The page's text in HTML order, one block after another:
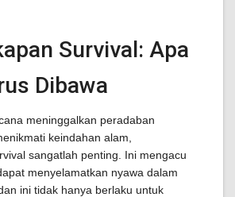
Survival: Apa
Dibawa
meninggalkan peradaban
keindahan alam,
sangatlah penting. Ini mengacu
menyelamatkan nyawa dalam
ini tidak hanya berlaku untuk